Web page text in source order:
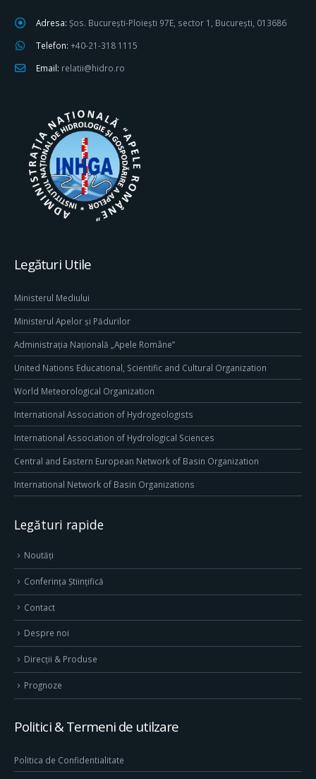
Adresa: Șos. București-Ploiești 97E, sector 1, București, 013686
Telefon: +40-21-318 1115
Email: relatii@hidro.ro
Legături Utile
Ministerul Mediului
Ministerul Apelor și Pădurilor
Administrația Națională „Apele Române”
United Nations Educational, Scientific and Cultural Organization
World Meteorological Organization
International Association of Hydrogeologists
International Association of Hydrological Sciences
Central and Eastern European Network of Basin Organization
International Network of Basin Organizations
Legături rapide
Noutăți
Conferința Științifică
Contact
Despre noi
Direcţii & Produse
Prognoze
Politici & Termeni de utilzare
Politica de Confidentialitate